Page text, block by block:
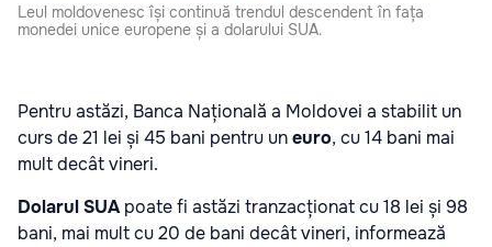
Leul moldovenesc își continuă trendul descendent în fața
monedei unice europene și a dolarului SUA.
Pentru astăzi, Banca Națională a Moldovei a stabilit un
curs de 21 lei și 45 bani pentru uneuro, cu 14 bani mai
mult decât vineri.
Dolarul SUApoate fi astăzi tranzacționat cu 18 lei și 98
bani, mai mult cu 20 de bani decât vineri, informează